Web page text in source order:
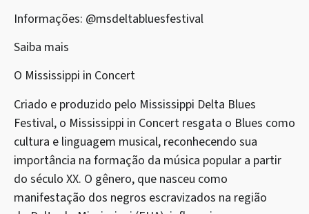
Informações: @msdeltabluesfestival
Saiba mais
O Mississippi in Concert
Criado e produzido pelo Mississippi Delta Blues
Festival, o Mississippi in Concert resgata o Blues como
cultura e linguagem musical, reconhecendo sua
importância na formação da música popular a partir
do século XX. O gênero, que nasceu como
manifestação dos negros escravizados na região